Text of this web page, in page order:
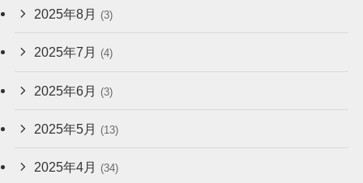
2025年8月 (3)
2025年7月 (4)
2025年6月 (3)
2025年5月 (13)
2025年4月 (34)